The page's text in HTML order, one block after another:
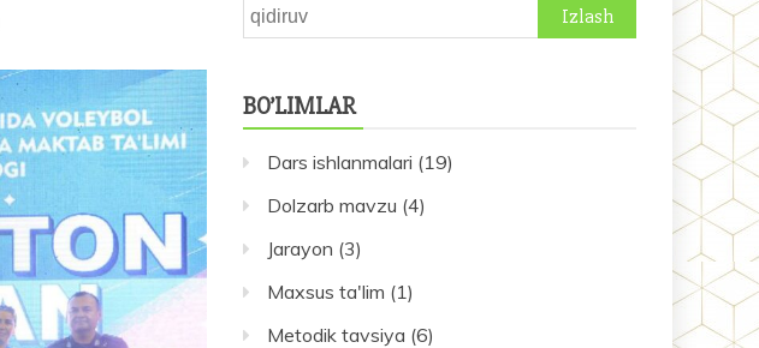
Qidirshish:
BO’LIMLAR
Dars ishlanmalari (19)
Dolzarb mavzu (4)
Jarayon (3)
Maxsus ta'lim (1)
Metodik tavsiya (6)